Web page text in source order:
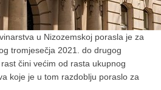
u Nizozemskoj porasla je za
tromjesečja 2021. do drugog
čini većim od rasta ukupnog
koje je u tom razdoblju poraslo za